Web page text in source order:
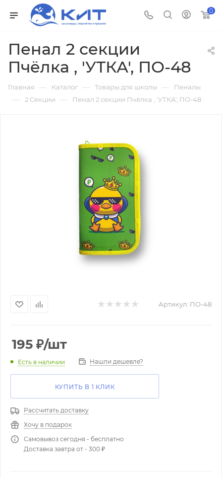
0
Пенал 2 секции
Пчёлка , 'УТКА', ПО-48
Главная — Каталог — Товары для школы — Пеналы
— 2 Секции — Пенал 2 секции Пчёлка , 'УТКА', ПО-48
Артикул: ПО-48
195 ₽/шт
Есть в наличии Нашли дешевле?
КУПИТЬ В 1 КЛИК
Рассчитать доставку
Хочу в подарок
Самовывоз сегодня - бесплатно
Доставка завтра от - 300 ₽